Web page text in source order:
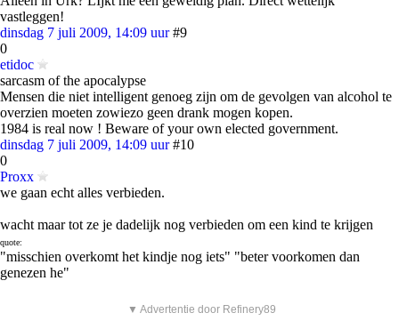
vastleggen!
dinsdag 7 juli 2009, 14:09 uur #9
0
etidoc
sarcasm of the apocalypse
Mensen die niet intelligent genoeg zijn om de gevolgen van alcohol te
overzien moeten zowiezo geen drank mogen kopen.
1984 is real now ! Beware of your own elected government.
dinsdag 7 juli 2009, 14:09 uur #10
0
Proxx
we gaan echt alles verbieden.
wacht maar tot ze je dadelijk nog verbieden om een kind te krijgen
quote:
"misschien overkomt het kindje nog iets" "beter voorkomen dan
genezen he"
▼ Advertentie door Refinery89